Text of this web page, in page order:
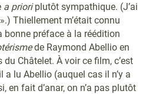
a prioriplutôt sympathique. (J’ai
Thiellement m’était connu
bonne préface à la réédition
de Raymond Abellio en
du Châtelet. À voir ce film, c’est
a lu Abellio (auquel cas il n’y a
en fait d’anar, on n’a pas plutôt